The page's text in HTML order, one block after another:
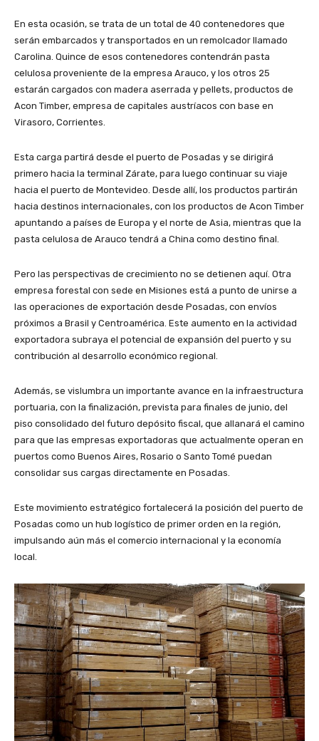
En esta ocasión, se trata de un total de 40 contenedores que
serán embarcados y transportados en un remolcador llamado
Carolina. Quince de esos contenedores contendrán pasta
celulosa proveniente de la empresa Arauco, y los otros 25
estarán cargados con madera aserrada y pellets, productos de
Acon Timber, empresa de capitales austríacos con base en
Virasoro, Corrientes.
Esta carga partirá desde el puerto de Posadas y se dirigirá
primero hacia la terminal Zárate, para luego continuar su viaje
hacia el puerto de Montevideo. Desde allí, los productos partirán
hacia destinos internacionales, con los productos de Acon Timber
apuntando a países de Europa y el norte de Asia, mientras que la
pasta celulosa de Arauco tendrá a China como destino final.
Pero las perspectivas de crecimiento no se detienen aquí. Otra
empresa forestal con sede en Misiones está a punto de unirse a
las operaciones de exportación desde Posadas, con envíos
próximos a Brasil y Centroamérica. Este aumento en la actividad
exportadora subraya el potencial de expansión del puerto y su
contribución al desarrollo económico regional.
Además, se vislumbra un importante avance en la infraestructura
portuaria, con la finalización, prevista para finales de junio, del
piso consolidado del futuro depósito fiscal, que allanará el camino
para que las empresas exportadoras que actualmente operan en
puertos como Buenos Aires, Rosario o Santo Tomé puedan
consolidar sus cargas directamente en Posadas.
Este movimiento estratégico fortalecerá la posición del puerto de
Posadas como un hub logístico de primer orden en la región,
impulsando aún más el comercio internacional y la economía
local.